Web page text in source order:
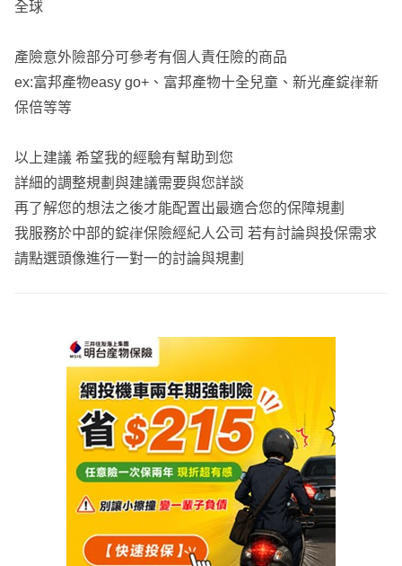
小湘服務於錠嵂保經，擅長新生兒保單搭配及條款比較，以
下是小湘提供的服務，
所擔心的風險
🌷商品諮詢及討論：各家商品優缺公正客觀的說明
🌷專屬保障規畫：根據個人需求、預算及擔心的風險，提供
專業的意見，一同協助您規畫個人保障。
保險就是需要透過多家比較找尋到合適的內容，歡迎點擊免
全球
產險意外險部分可參考有個人責任險的商品
ex:富邦產物easy go+、富邦產物十全兒童、新光產錠嵂新
保倍等等
以上建議 希望我的經驗有幫助到您
詳細的調整規劃與建議需要與您詳談
再了解您的想法之後才能配置出最適合您的保障規劃
我服務於中部的錠嵂保險經紀人公司 若有討論與投保需求
請點選頭像進行一對一的討論與規劃